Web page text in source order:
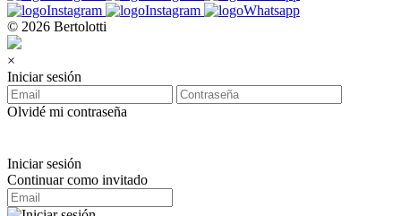
© 2026 Bertolotti
×
Iniciar sesión
Olvidé mi contraseña
Iniciar sesión
Continuar como invitado